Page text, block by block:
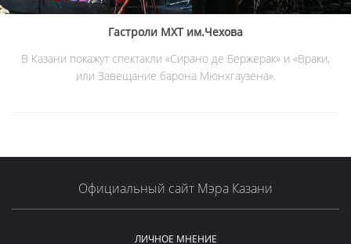
Гастроли МХТ им.Чехова
В Казани покажут спектакли «Сирано де Бержерак» и «Враки,
или Завещание барона Мюнхгаузена».
Официальный сайт Мэра Казани
ЛИЧНОЕ МНЕНИЕ